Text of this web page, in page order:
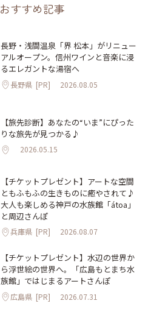
おすすめ記事
長野・浅間温泉「界 松本」がリニュー
アルオープン。信州ワインと音楽に浸
るエレガントな湯宿へ
長野県 [PR] 2026.08.05
【旅先診断】あなたの“いま”にぴった
りな旅先が見つかる♪
2026.05.15
【チケットプレゼント】アートな空間
ともふもふの生きものに癒やされて♪
大人も楽しめる神戸の水族館「átoa」
と周辺さんぽ
兵庫県 [PR] 2026.08.07
【チケットプレゼント】水辺の世界か
ら浮世絵の世界へ。「広島もとまち水
族館」ではじまるアートさんぽ
広島県 [PR] 2026.07.31